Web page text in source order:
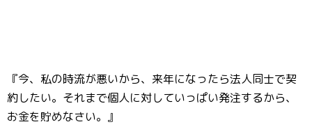
『今、私の時流が悪いから、来年になったら法人同士で契
約したい。それまで個人に対していっぱい発注するから、
お金を貯めなさい。』